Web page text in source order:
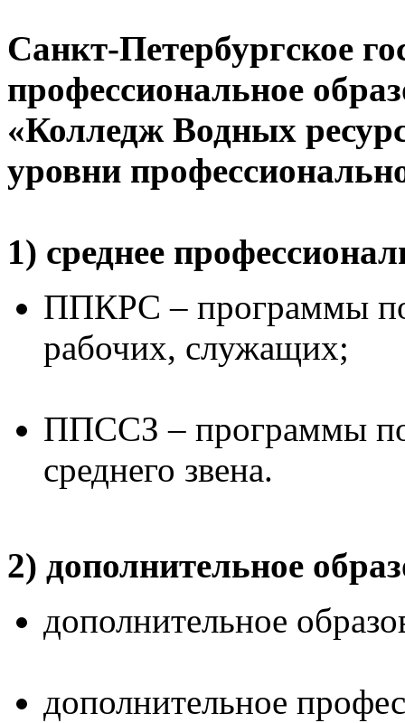
Санкт-Петербургское
профессиональное
«Колледж Водных
уровни
1) среднее
ППКРС – программы
рабочих, служащих;
ППССЗ – программы
среднего звена.
2) дополнительное
дополнительное
дополнительное